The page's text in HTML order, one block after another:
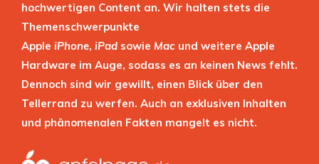
hochwertigen Content an. Wir halten stets die
Themenschwerpunkte
Apple iPhone, iPad sowie Mac und weitere Apple
Hardware im Auge, sodass es an keinen News fehlt.
Dennoch sind wir gewillt, einen Blick über den
Tellerrand zu werfen. Auch an exklusiven Inhalten
und phänomenalen Fakten mangelt es nicht.